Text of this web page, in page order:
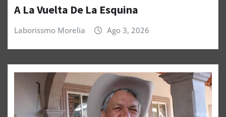
A La Vuelta De La Esquina
Laborissmo Morelia Ago 3, 2026